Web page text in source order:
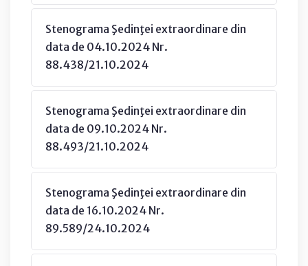
Stenograma Şedinţei extraordinare din
data de 04.10.2024 Nr.
88.438/21.10.2024
Stenograma Şedinţei extraordinare din
data de 09.10.2024 Nr.
88.493/21.10.2024
Stenograma Şedinţei extraordinare din
data de 16.10.2024 Nr.
89.589/24.10.2024